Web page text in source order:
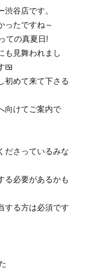
渋谷店です。
ったですね～
ての真夏日!
も見舞われまし
🍱
初めて来て下さる
向けてご案内で
ださっているみな
る必要があるかも
する方は必須です